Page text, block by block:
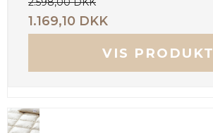
1.169,10 DKK
VIS PRODUKT